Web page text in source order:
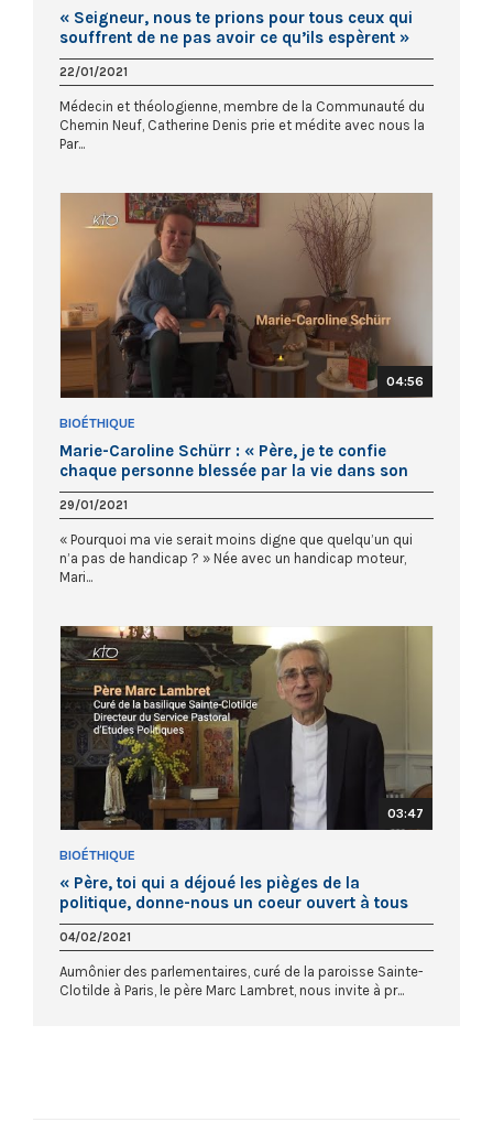
« Seigneur, nous te prions pour tous ceux qui
souffrent de ne pas avoir ce qu’ils espèrent »
22/01/2021
Médecin et théologienne, membre de la Communauté du
Chemin Neuf, Catherine Denis prie et médite avec nous la
Par...
04:56
BIOÉTHIQUE
Marie-Caroline Schürr : « Père, je te confie
chaque personne blessée par la vie dans son
corps »
29/01/2021
« Pourquoi ma vie serait moins digne que quelqu’un qui
n’a pas de handicap ? » Née avec un handicap moteur,
Mari...
03:47
BIOÉTHIQUE
« Père, toi qui a déjoué les pièges de la
politique, donne-nous un coeur ouvert à tous
nos frères »
04/02/2021
Aumônier des parlementaires, curé de la paroisse Sainte-
Clotilde à Paris, le père Marc Lambret, nous invite à pr...